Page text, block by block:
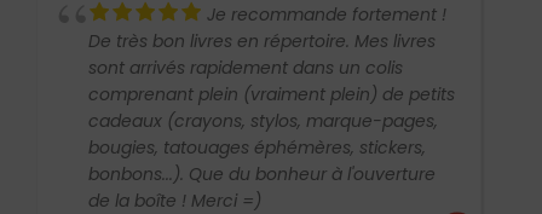
Je recommande fortement !
De très bon livres en répertoire. Mes livres
sont arrivés rapidement dans un colis
comprenant plein (vraiment plein) de petits
cadeaux (crayons, stylos, marque-pages,
bougies, tatouages éphémères, stickers,
bonbons...). Que du bonheur à l'ouverture
de la boîte ! Merci =)